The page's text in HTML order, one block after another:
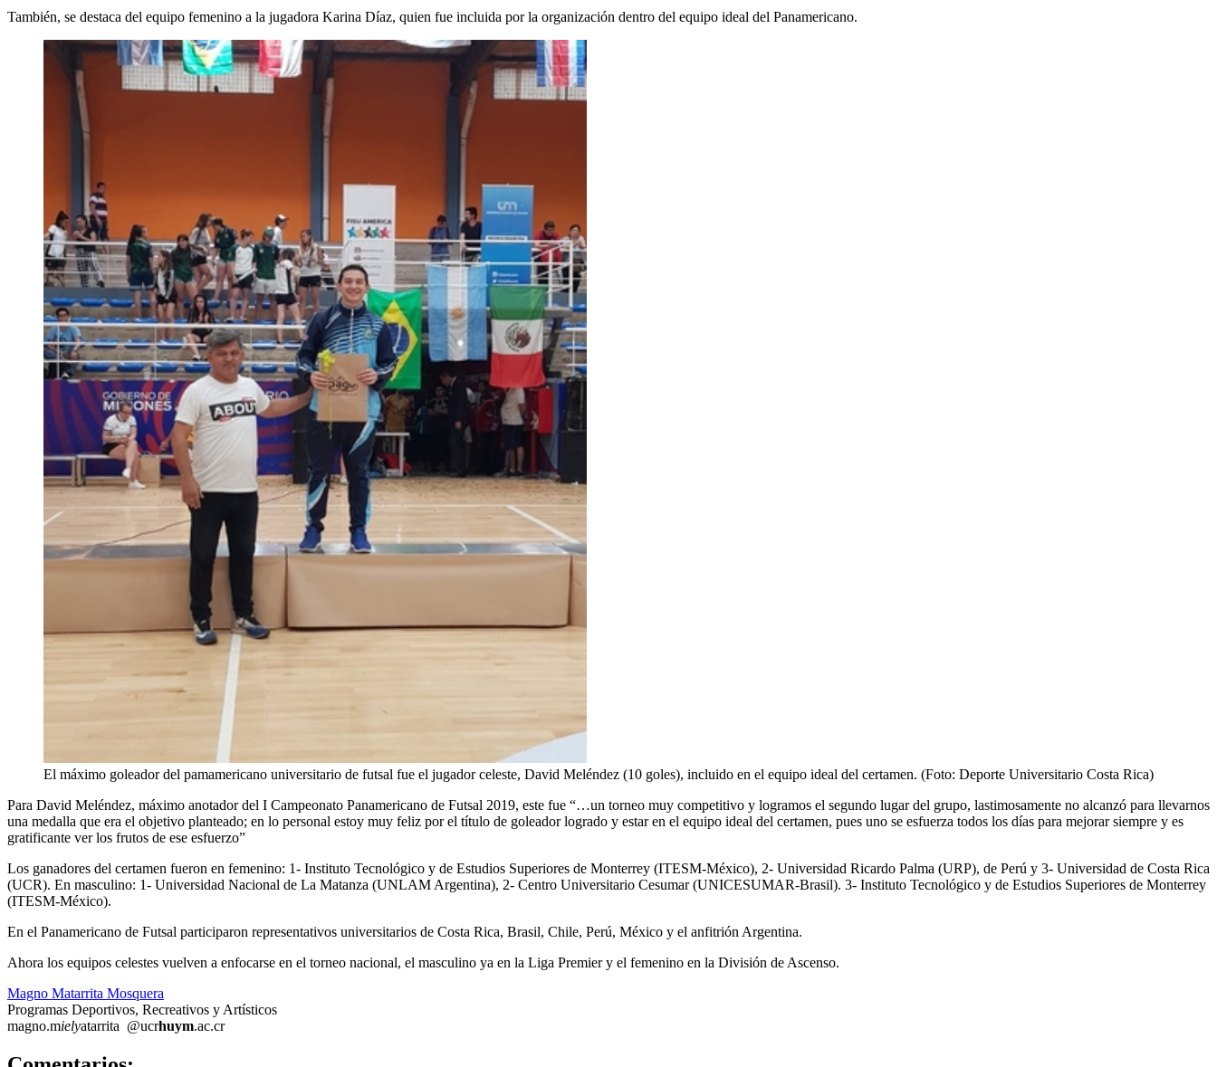
También, se destaca del equipo femenino a la jugadora Karina Díaz, quien fue incluida por la organización dentro del equipo ideal del Panamericano.
El máximo goleador del pamamericano universitario de futsal fue el jugador celeste, David Meléndez (10 goles), incluido en el equipo ideal del certamen. (Foto: Deporte Universitario Costa Rica)
Para David Meléndez, máximo anotador del I Campeonato Panamericano de Futsal 2019, este fue “…un torneo muy competitivo y logramos el segundo lugar del grupo, lastimosamente no alcanzó para llevarnos
una medalla que era el objetivo planteado; en lo personal estoy muy feliz por el título de goleador logrado y estar en el equipo ideal del certamen, pues uno se esfuerza todos los días para mejorar siempre y es
gratificante ver los frutos de ese esfuerzo”
Los ganadores del certamen fueron en femenino: 1- Instituto Tecnológico y de Estudios Superiores de Monterrey (ITESM-México), 2- Universidad Ricardo Palma (URP), de Perú y 3- Universidad de Costa Rica
(UCR). En masculino: 1- Universidad Nacional de La Matanza (UNLAM Argentina), 2- Centro Universitario Cesumar (UNICESUMAR-Brasil). 3- Instituto Tecnológico y de Estudios Superiores de Monterrey
(ITESM-México).
En el Panamericano de Futsal participaron representativos universitarios de Costa Rica, Brasil, Chile, Perú, México y el anfitrión Argentina.
Ahora los equipos celestes vuelven a enfocarse en el torneo nacional, el masculino ya en la Liga Premier y el femenino en la División de Ascenso.
Magno Matarrita Mosquera
Programas Deportivos, Recreativos y Artísticos
magno.mielyatarrita @ucrhuym.ac.cr